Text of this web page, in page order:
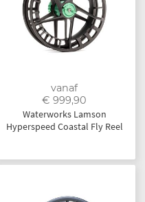
vanaf
€ 999,90
Waterworks Lamson
Hyperspeed Coastal Fly Reel